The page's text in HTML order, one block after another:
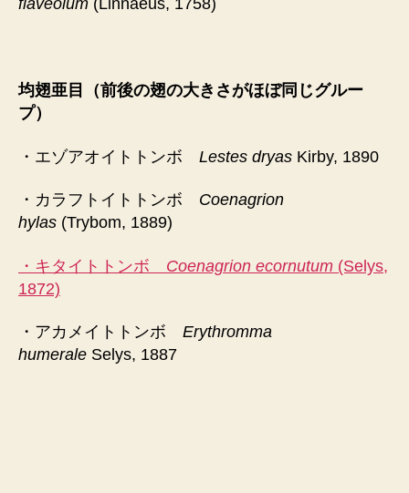
flaveolum (Linnaeus, 1758)
均翅亜目（前後の翅の大きさがほぼ同じグルー
プ）
・エゾアオイトトンボ Lestes dryas Kirby, 1890
・カラフトイトトンボ Coenagrion
hylas (Trybom, 1889)
・キタイトトンボ Coenagrion ecornutum (Selys,
1872)
・アカメイトトンボ Erythromma
humerale Selys, 1887